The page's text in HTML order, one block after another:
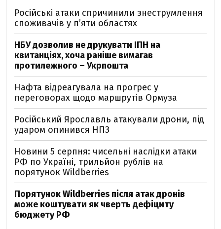
Російські атаки спричинили знеструмлення
споживачів у п’яти областях
НБУ дозволив не друкувати ІПН на
квитанціях, хоча раніше вимагав
протилежного – Укрпошта
Нафта відреагувала на прогрес у
переговорах щодо маршрутів Ормуза
Російський Ярославль атакували дрони, під
ударом опинився НПЗ
Новини 5 серпня: чисельні наслідки атаки
РФ по Україні, трильйон рублів на
порятунок Wildberries
Порятунок Wildberries після атак дронів
може коштувати як чверть дефіциту
бюджету РФ